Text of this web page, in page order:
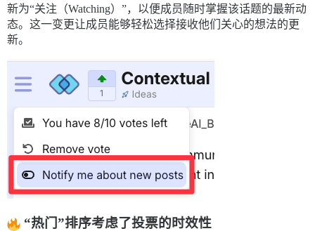
新为“关注（Watching）”，以便成员随时掌握该话题的最新动
态。这一变更让成员能够轻松选择接收他们关心的想法的更
新。
“热门”排序考虑了投票的时效性